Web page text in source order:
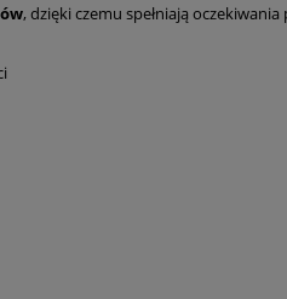
, dzięki czemu spełniają